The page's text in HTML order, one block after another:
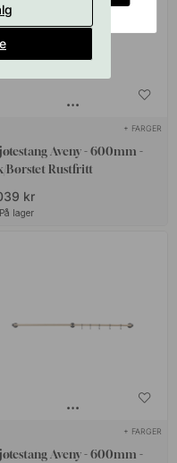
+ FARGER
Aveny - 600mm -
Børstet Rustfritt
kr
På lager
+ FARGER
Aveny - 600mm -